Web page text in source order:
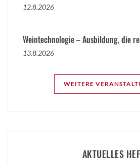
12.8.2026
Weintechnologie – Ausbildung, die
13.8.2026
WEITERE
AKTUELLES